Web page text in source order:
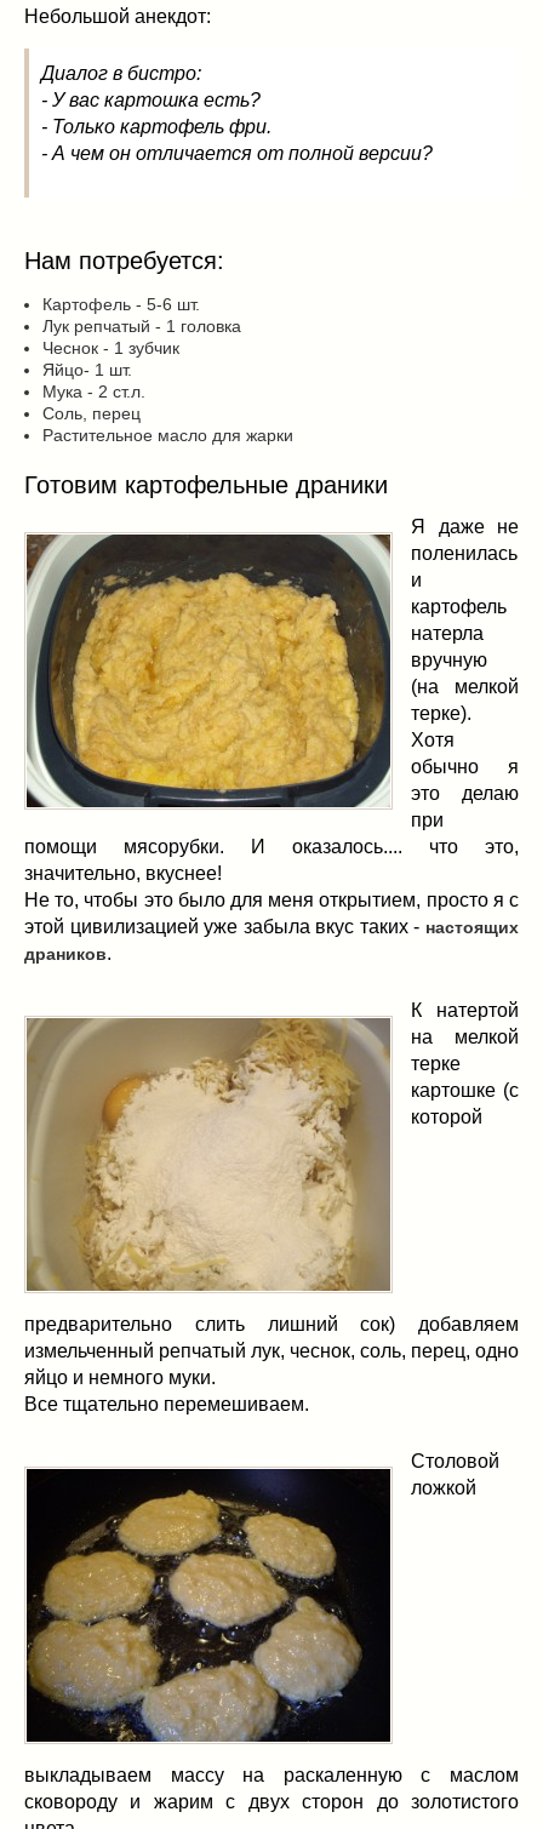
разное(6)
салаты(11)
соусы(1)
Супы
Напитки(3)
Овощные заготовки
Сладкие заготовки(10)
Поговорим о(19)
конкурсы(7)
продуктах
Постные рецепты(8)
8 марта
День всех влюбленных(3)
мужские даты(1)
Новогоднее меню(9)
Пасха (7)
Небольшой анекдот:
Диалог в бистро:
- У вас картошка есть?
- Только картофель фри.
- А чем он отличается от полной версии?
Нам потребуется:
Картофель - 5-6 шт.
Лук репчатый - 1 головка
Чеснок - 1 зубчик
Яйцо- 1 шт.
Мука - 2 ст.л.
Соль, перец
Растительное масло для жарки
Готовим картофельные драники
Я даже не
поленилась
и
картофель
натерла
вручную
(на мелкой
терке).
Хотя
обычно я
это делаю
при
помощи мясорубки. И оказалось.... что это,
значительно, вкуснее!
Не то, чтобы это было для меня открытием, просто я с
этой цивилизацией уже забыла вкус таких - настоящих
драников.
К натертой
на мелкой
терке
картошке (с
которой
предварительно слить лишний сок) добавляем
измельченный репчатый лук, чеснок, соль, перец, одно
яйцо и немного муки.
Все тщательно перемешиваем.
Столовой
ложкой
выкладываем массу на раскаленную с маслом
сковороду и жарим с двух сторон до золотистого